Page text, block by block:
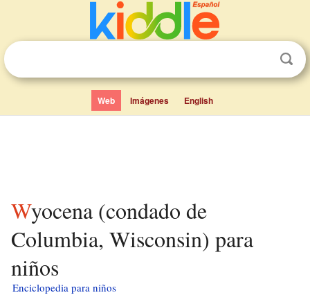
Web Imágenes English
Wyocena (condado de
Columbia, Wisconsin) para
niños
Enciclopedia para niños